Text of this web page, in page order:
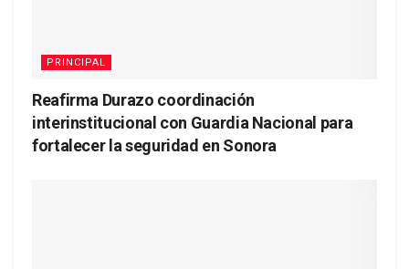
PRINCIPAL
Reafirma Durazo coordinación
interinstitucional con Guardia Nacional para
fortalecer la seguridad en Sonora